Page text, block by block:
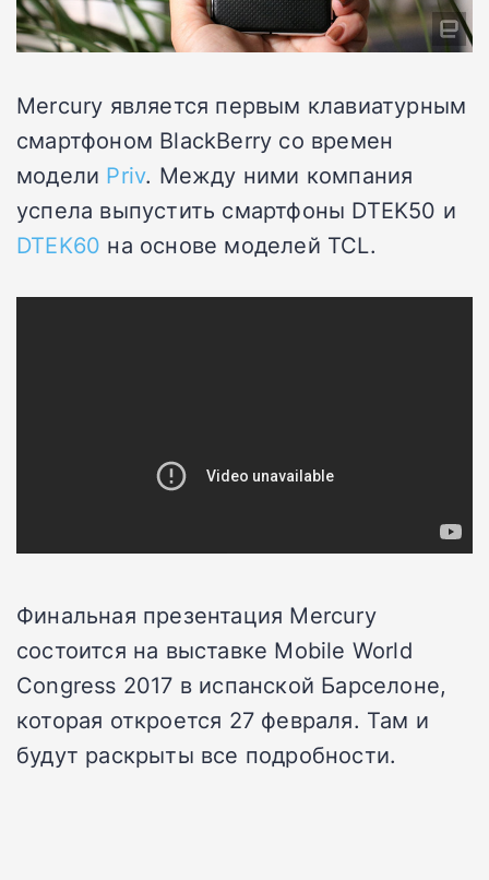
Mercury является первым клавиатурным
смартфоном BlackBerry со времен
модели Priv. Между ними компания
успела выпустить смартфоны DTEK50 и
DTEK60 на основе моделей TCL.
Финальная презентация Mercury
состоится на выставке Mobile World
Congress 2017 в испанской Барселоне,
которая откроется 27 февраля. Там и
будут раскрыты все подробности.